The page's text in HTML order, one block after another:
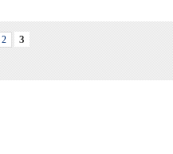
2 3